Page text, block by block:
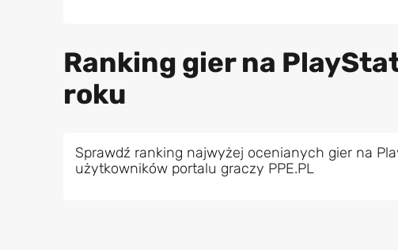
Ranking gier na
roku
Sprawdź ranking najwyżej ocenianych gier na
użytkowników portalu graczy PPE.PL